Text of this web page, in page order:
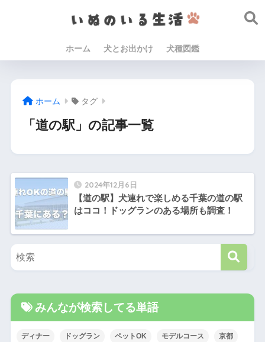
ホーム 犬とお出かけ 犬種図鑑
ホーム タグ
「道の駅」の記事一覧
2024年12月6日
【道の駅】犬連れで楽しめる千葉の道の駅
はココ！ドッグランのある場所も調査！
みんなが検索してる単語
ディナー ドッグラン ペットOK モデルコース 京都